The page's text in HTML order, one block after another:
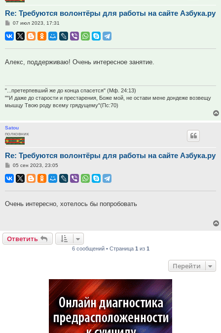
Re: Требуются волонтёры для работы на сайте Азбука.ру
Сообщение
07 июл 2023, 17:31
Алекс, поддерживаю! Очень интересное занятие.
"...претерпевший же до конца спасется" (Мф. 24:13)
""И даже до старости и престарения, Боже мой, не остави мене дондеже возвещу
мышцу Твою роду всему грядущему"(Пс:70)
Satou
полковник
Re: Требуются волонтёры для работы на сайте Азбука.ру
Сообщение
05 сен 2023, 23:05
Очень интересно, хотелось бы попробовать
Ответить
6 сообщений • Страница 1из 1
Перейти